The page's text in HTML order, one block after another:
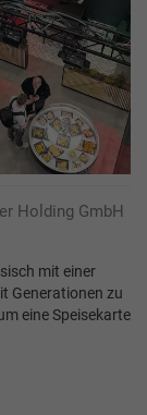
Holding GmbH
mit einer
Generationen zu
eine Speisekarte